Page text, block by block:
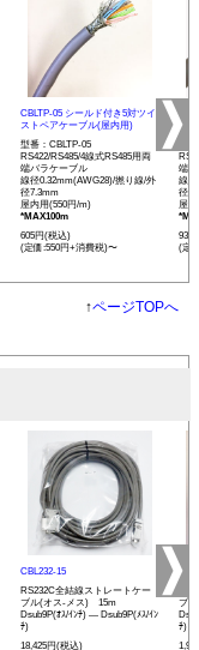
CBLTP-05 シールド付き5対ツイ
ストペアケーブル(屋内用)
型番：CBLTP-05
RS422/RS485/4線式RS485用両
端バラケーブル
線径0.32mm(AWG28)/撚り線/外
径7.3mm
屋内用(550円/m)
*MAX100m
605円(税込)
(定価:550円+消費税)〜
イ
端
線
径
屋
935
(定
↑ページTOPへ
CBL232-15
RS232C全結線ストレートケー
ブル(オス-メス) 15m
Dsub9P(ｵｽ/ｲﾝﾁ) ― Dsub9P(ﾒｽ/ｲﾝ
ﾁ)
18,425円(税込)
ブ
ﾁ)